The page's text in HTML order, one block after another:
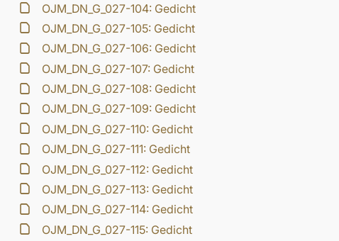
OJM_DN_G_027-104: Gedicht
OJM_DN_G_027-105: Gedicht
OJM_DN_G_027-106: Gedicht
OJM_DN_G_027-107: Gedicht
OJM_DN_G_027-108: Gedicht
OJM_DN_G_027-109: Gedicht
OJM_DN_G_027-110: Gedicht
OJM_DN_G_027-111: Gedicht
OJM_DN_G_027-112: Gedicht
OJM_DN_G_027-113: Gedicht
OJM_DN_G_027-114: Gedicht
OJM_DN_G_027-115: Gedicht